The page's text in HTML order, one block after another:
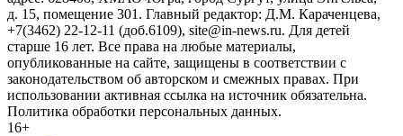
д. 15, помещение 301. Главный редактор: Д.М. Караченцева,
+7(3462) 22-12-11 (доб.6109), site@in-news.ru. Для детей
старше 16 лет. Все права на любые материалы,
опубликованные на сайте, защищены в соответствии с
законодательством об авторском и смежных правах. При
использовании активная ссылка на источник обязательна.
Политика обработки персональных данных.
16+